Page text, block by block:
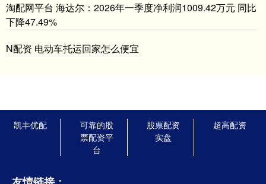
淘配网平台 海达尔：2026年一季度净利润1009.42万元 同比
下降47.49%
N配资 电动车托运回家怎么便宜
凯丰优配
可靠的股
票配资平
台
股票配资
实盘
超高配资